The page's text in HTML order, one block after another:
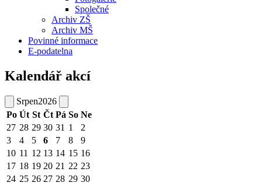
Společné
Archiv ZŠ
Archiv MŠ
Povinné informace
E-podatelna
Kalendář akcí
Srpen2026
Po Út St Čt Pá So Ne
27 28 29 30 31 1
2
3
4 5 6 7 8
9
10 11 12 13 14 15 16
17 18 19 20 21 22 23
24 25 26 27 28 29 30